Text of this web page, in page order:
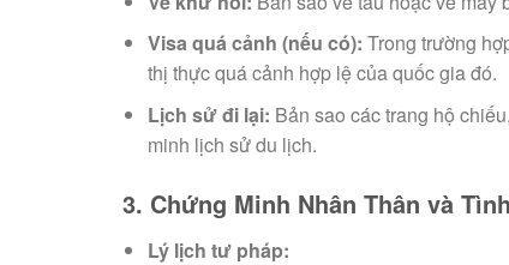
Visa quá cảnh (nếu có): Trong trường
thị thực quá cảnh hợp lệ của quốc gia đó.
Lịch sử đi lại: Bản sao các trang hộ
minh lịch sử du lịch.
3. Chứng Minh Nhân Thân và
Lý lịch tư pháp: